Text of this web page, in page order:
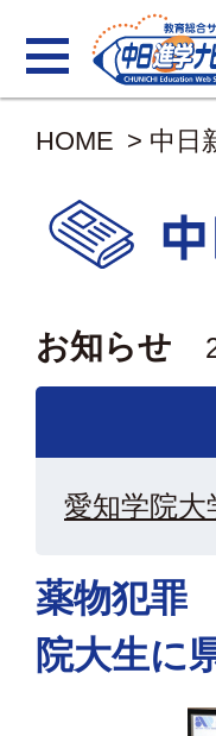
HOME > 中日
お知らせ
愛知学院大
薬物犯罪
院大生に